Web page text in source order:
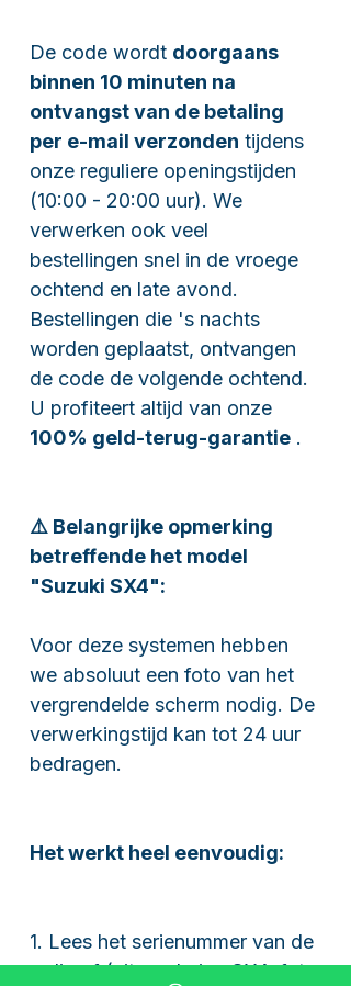
De code wordt doorgaans
binnen 10 minuten na
ontvangst van de betaling
per e-mail verzonden tijdens
onze reguliere openingstijden
(10:00 - 20:00 uur). We
verwerken ook veel
bestellingen snel in de vroege
ochtend en late avond.
Bestellingen die 's nachts
worden geplaatst, ontvangen
de code de volgende ochtend.
U profiteert altijd van onze
100% geld-terug-garantie .
⚠️ Belangrijke opmerking
betreffende het model
"Suzuki SX4":
Voor deze systemen hebben
we absoluut een foto van het
vergrendelde scherm nodig. De
verwerkingstijd kan tot 24 uur
bedragen.
Het werkt heel eenvoudig:
1. Lees het serienummer van de
radio af (uitzondering SX4: foto